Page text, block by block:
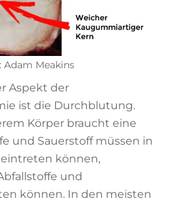
Adam Meakins
Aspekt der
ist die Durchblutung.
Körper braucht eine
und Sauerstoff müssen in
können,
und
können. In den meisten